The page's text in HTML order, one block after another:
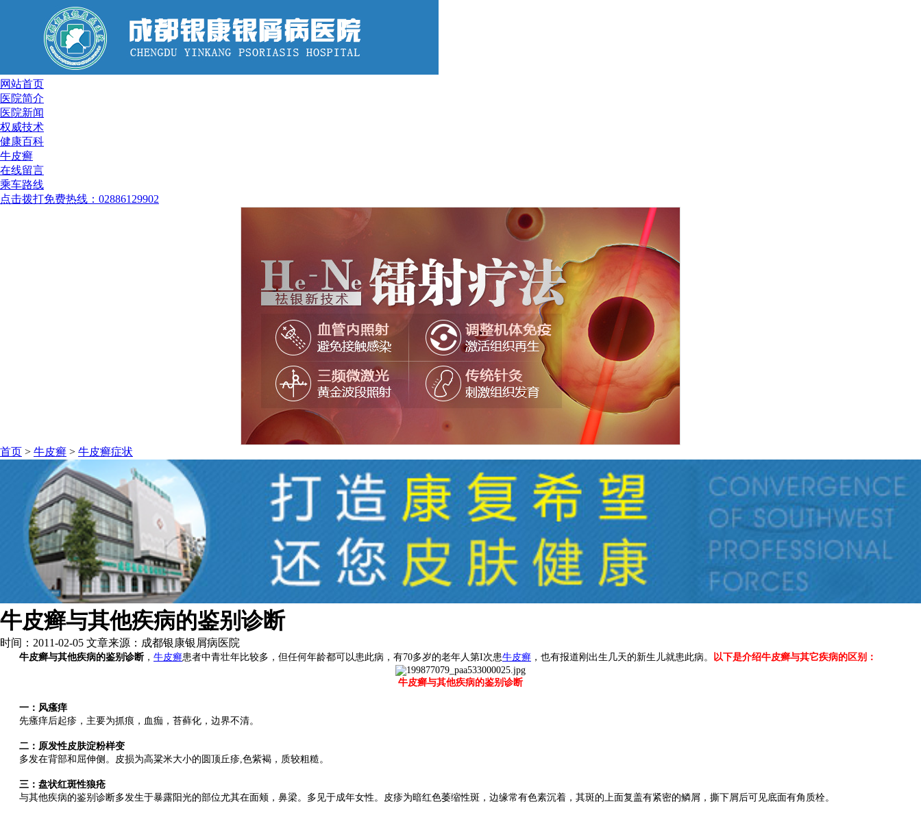
网站首页
医院简介
医院新闻
权威技术
健康百科
牛皮癣
在线留言
乘车路线
点击拨打免费热线：02886129902
首页 > 牛皮癣 > 牛皮癣症状
牛皮癣与其他疾病的鉴别诊断
时间：2011-02-05 文章来源：成都银康银屑病医院
牛皮癣与其他疾病的鉴别诊断 ， 牛皮癣患者中青壮年比较多，但任何年龄都可以患此病，有70多岁的老年人第I次患牛皮癣 ，也有报道刚出生几天的新生儿就患此病。 以下是介绍牛皮癣与其它疾病的区别：
牛皮癣与其他疾病的鉴别诊断
一：风瘙痒
先瘙痒后起疹，主要为抓痕，血痂，苔藓化，边界不清。
二：原发性皮肤淀粉样变
多发在背部和屈伸侧。皮损为高粱米大小的圆顶丘疹,色紫褐，质较粗糙。
三：盘状红斑性狼疮
与其他疾病的鉴别诊断多发生于暴露阳光的部位尤其在面颊，鼻梁。多见于成年女性。皮疹为暗红色萎缩性斑，边缘常有色素沉着，其斑的上面复盖有紧密的鳞屑，撕下屑后可见底面有角质栓。